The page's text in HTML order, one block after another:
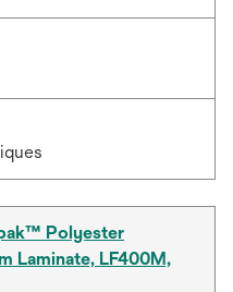
Polyester
Laminate, LF400M,